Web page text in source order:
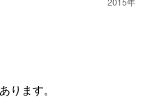
ります。